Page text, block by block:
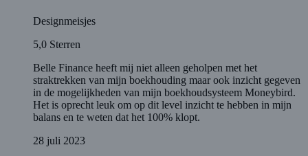
Designmeisjes
5,0 Sterren
Belle Finance heeft mij niet alleen geholpen met het
straktrekken van mijn boekhouding maar ook inzicht gegeven
in de mogelijkheden van mijn boekhoudsysteem Moneybird.
Het is oprecht leuk om op dit level inzicht te hebben in mijn
balans en te weten dat het 100% klopt.
28 juli 2023